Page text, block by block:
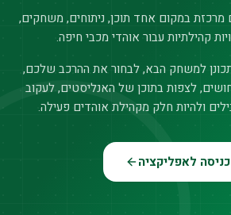
מרכזת במקום אחד תוכן, ניתוחים, משחקים,
קהילתיות עבור אוהדי מכבי חיפה.
למשחק הבא, לבחור את ההרכב שלכם,
לצפות בתוכן של האנליסטים, לעקוב
ולהיות חלק מקהילת אוהדים פעילה.
כניסה לאפליקציה